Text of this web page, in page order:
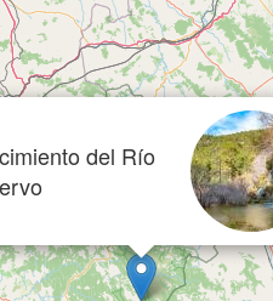
del Río